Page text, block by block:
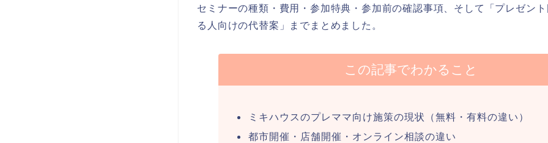
セミナーの種類・費用・参加特典・参加前の確認事項、そして「プレゼン
る人向けの代替案」までまとめました。
この記事でわかること
ミキハウスのプレママ向け施策の現状（無料・有料の違い）
都市開催・店舗開催・オンライン相談の違い